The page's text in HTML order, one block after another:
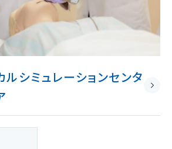
ルシミュレーションセンタ